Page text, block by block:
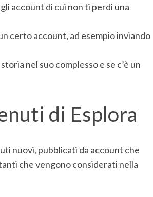
account di cui non ti perdi una
certo account, ad esempio inviando
nel suo complesso e se c’è un
di Esplora
nuovi, pubblicati da account che
che vengono considerati nella